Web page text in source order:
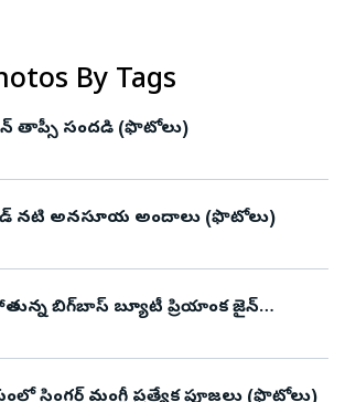
By Tags
తాప్సీ సందడి (ఫొటోలు)
నటి అనసూయ అందాలు (ఫొటోలు)
బిగ్‌బాస్ బ్యూటీ ప్రియాంక జైన్
సింగర్ మంగ్లీ ప్రత్యేక పూజలు (ఫొటోలు)